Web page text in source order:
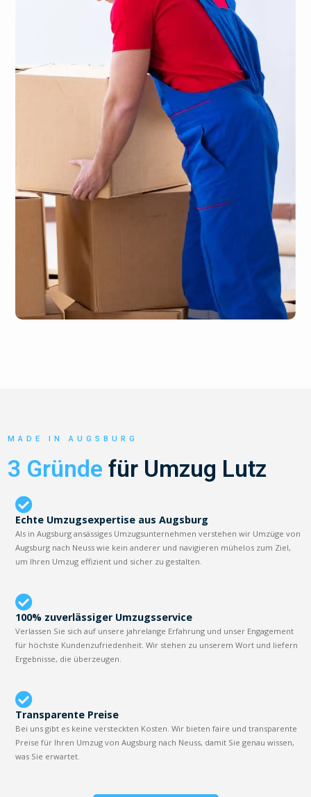
MADE IN AUGSBURG
3 Gründe für Umzug Lutz
Echte Umzugsexpertise aus Augsburg
Als in Augsburg ansässiges Umzugsunternehmen verstehen wir Umzüge von
Augsburg nach Neuss wie kein anderer und navigieren mühelos zum Ziel,
um Ihren Umzug effizient und sicher zu gestalten.
100% zuverlässiger Umzugsservice
Verlassen Sie sich auf unsere jahrelange Erfahrung und unser Engagement
für höchste Kundenzufriedenheit. Wir stehen zu unserem Wort und liefern
Ergebnisse, die überzeugen.
Transparente Preise
Bei uns gibt es keine versteckten Kosten. Wir bieten faire und transparente
Preise für Ihren Umzug von Augsburg nach Neuss, damit Sie genau wissen,
was Sie erwartet.